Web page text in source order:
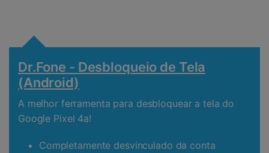
Dr.Fone - Desbloqueio de Tela
(Android)
A melhor ferramenta para desbloquear a tela do
Google Pixel 4a!
Completamente desvinculado da conta